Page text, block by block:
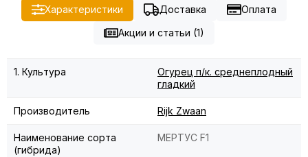
Характеристики Доставка
Оплата
Акции и статьи (1)
1. Культура
Огурец п/к. среднеплодный
гладкий
Производитель Rijk Zwaan
Наименование сорта
(гибрида)
МЕРТУС F1